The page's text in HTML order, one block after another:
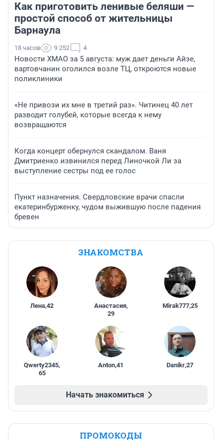
Как приготовить ленивые беляши —
простой способ от жительницы
Барнаула
18 часов 9 252 4
Новости ХМАО за 5 августа: муж дает деньги Айзе,
вартовчанин оголился возле ТЦ, откроются новые
поликлиники
«Не привози их мне в третий раз». Читинец 40 лет
разводит голубей, которые всегда к нему
возвращаются
Когда концерт обернулся скандалом. Ваня
Дмитриенко извинился перед Линочкой Ли за
выступление сестры под ее голос
Пункт назначения. Свердловские врачи спасли
екатеринбурженку, чудом выжившую после падения
бревен
ЗНАКОМСТВА
Лена,42 Анастасия,
29
Mirak777,25
Qwerty2345,
65
Anton,41 Danikr,27
Начать знакомиться
ПРОМОКОДЫ